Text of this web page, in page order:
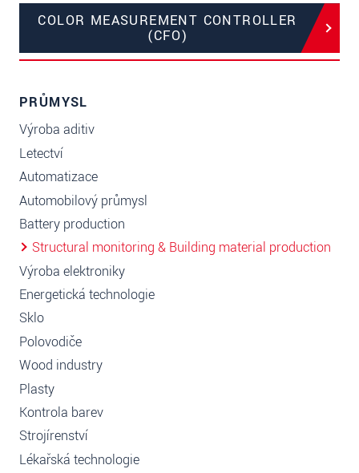
COLOR MEASUREMENT CONTROLLER
(CFO)
PRŮMYSL
Výroba aditiv
Letectví
Automatizace
Automobilový průmysl
Battery production
Structural monitoring & Building material production
Výroba elektroniky
Energetická technologie
Sklo
Polovodiče
Wood industry
Plasty
Kontrola barev
Strojírenství
Lékařská technologie